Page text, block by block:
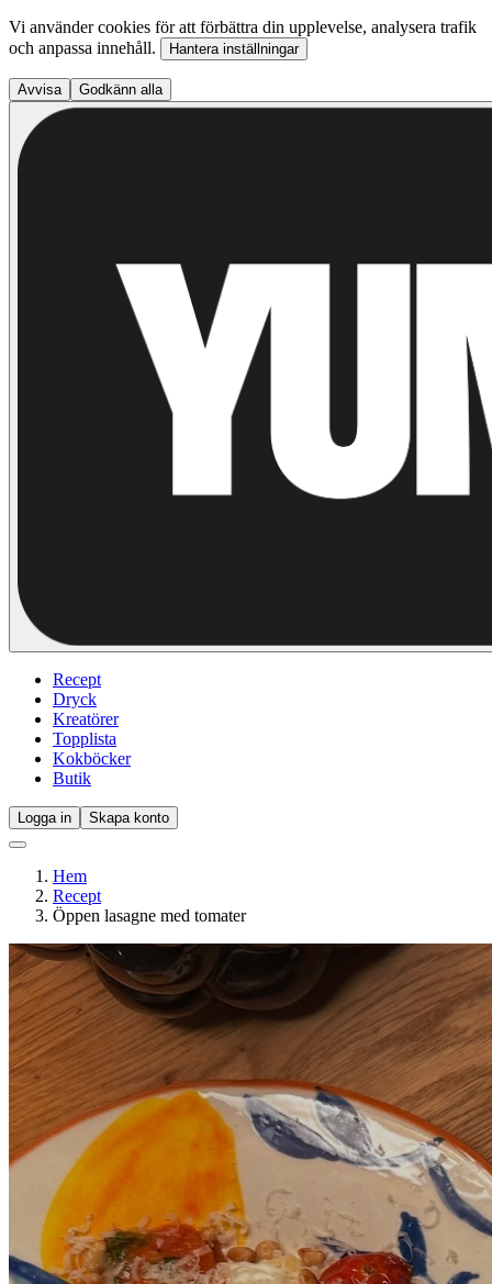
Vi använder cookies för att förbättra din upplevelse, analysera trafik
och anpassa innehåll.
Hantera inställningar
Avvisa Godkänn alla
Recept
Dryck
Kreatörer
Topplista
Kokböcker
Butik
Logga in Skapa konto
Hem
Recept
Öppen lasagne med tomater